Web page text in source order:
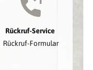
Rückruf-Service
Rückruf-Formular